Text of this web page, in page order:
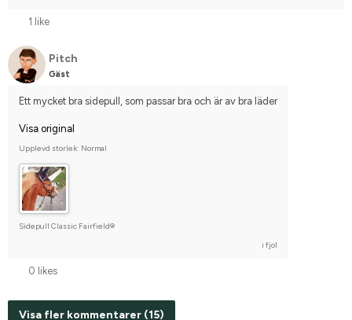
1 like
Pitch
Gäst
Ett mycket bra sidepull, som passar bra och är av bra läder
Visa original
Upplevd storlek: Normal
Sidepull Classic Fairfield®
i fjol
0 likes
Visa fler kommentarer (15)